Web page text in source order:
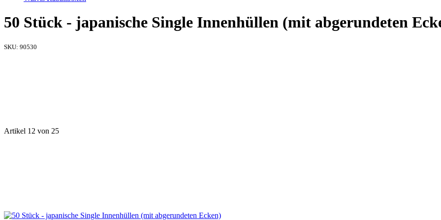
50 Stück - japanische Single Innenhüllen (mit abgerundeten
SKU: 90530
Artikel 12 von 25